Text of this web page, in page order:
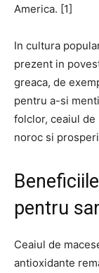
America. [1]
In cultura
prezent in
greaca, de
pentru a-si
folclor, ceaiul de
noroc si
pentru
Ceaiul de
antioxidante